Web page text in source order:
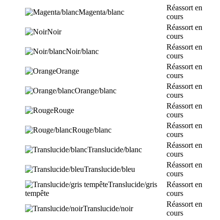
Magenta/blanc
Réassort en
cours
Noir
Réassort en
cours
Noir/blanc
Réassort en
cours
Orange
Réassort en
cours
Orange/blanc
Réassort en
cours
Rouge
Réassort en
cours
Rouge/blanc
Réassort en
cours
Translucide/blanc
Réassort en
cours
Translucide/bleu
Réassort en
cours
Translucide/gris
tempête
Réassort en
cours
Translucide/noir
Réassort en
cours